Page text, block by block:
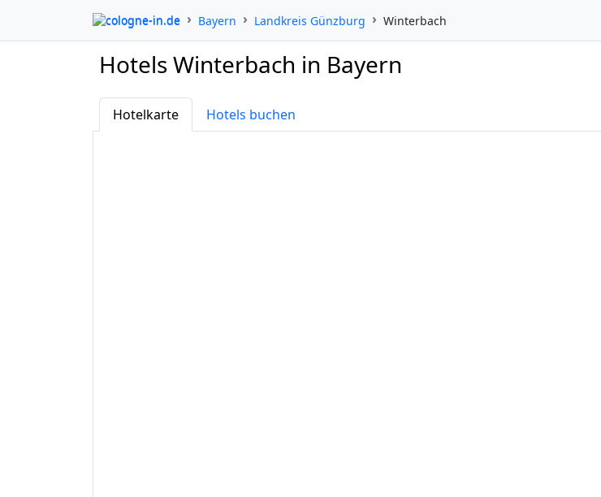
cologne-in.de Bayern Landkreis Günzburg Winterbach
Hotels Winterbach in Bayern
Hotelkarte Hotels buchen